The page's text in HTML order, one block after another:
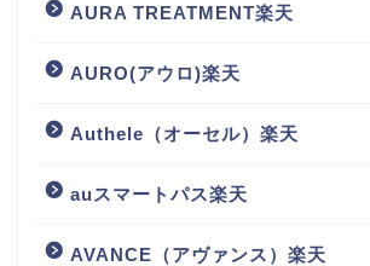
AURA TREATMENT楽天
AURO(アウロ)楽天
Authele（オーセル）楽天
auスマートパス楽天
AVANCE（アヴァンス）楽天